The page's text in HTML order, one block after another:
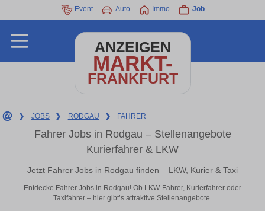
Event Auto Immo Job
ANZEIGEN
MARKT-
FRANKFURT
❯ JOBS ❯ RODGAU ❯ FAHRER
Fahrer Jobs in Rodgau – Stellenangebote
Kurierfahrer & LKW
Jetzt Fahrer Jobs in Rodgau finden – LKW, Kurier & Taxi
Entdecke Fahrer Jobs in Rodgau! Ob LKW-Fahrer, Kurierfahrer oder
Taxifahrer – hier gibt’s attraktive Stellenangebote.